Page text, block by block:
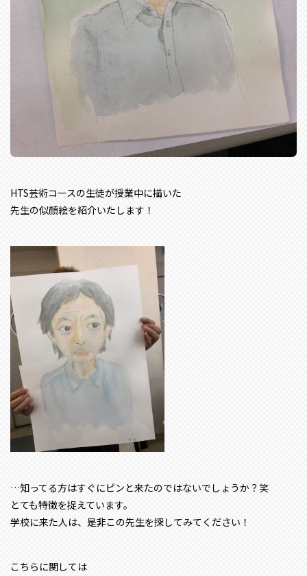
HTS芸術コースの生徒が授業中に描いた
先生の似顔絵を紹介いたします！
…知ってる方はすぐにピンと来たのではないでしょうか？笑
とても特徴を捉えています。
学校に来た人は、是非この先生を探してみてください！
こちらに関しては